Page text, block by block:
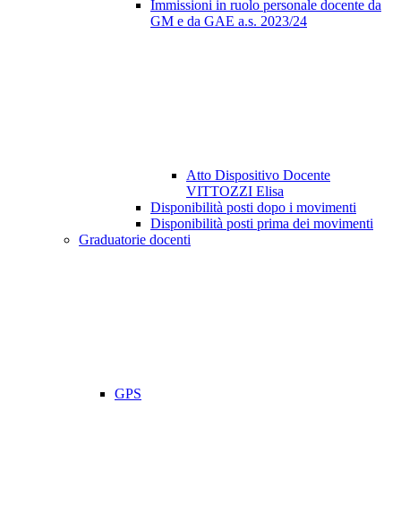
Immissioni in ruolo personale docente da
GM e da GAE a.s. 2023/24
Atto Dispositivo Docente
VITTOZZI Elisa
Disponibilità posti dopo i movimenti
Disponibilità posti prima dei movimenti
Graduatorie docenti
GPS